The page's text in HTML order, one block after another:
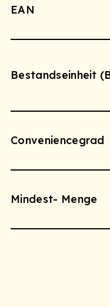
EAN
Bestandseinheit
Conveniencegrad
Mindest- Menge